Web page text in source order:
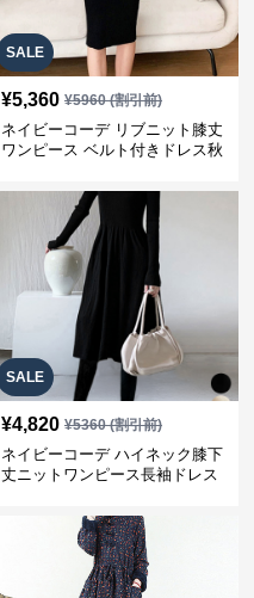
SALE
¥5,360 ¥5960(割引前)
ネイビーコーデ リブニット膝丈
ワンピース ベルト付きドレス秋
SALE
¥4,820 ¥5360(割引前)
ネイビーコーデ ハイネック膝下
丈ニットワンピース長袖ドレス